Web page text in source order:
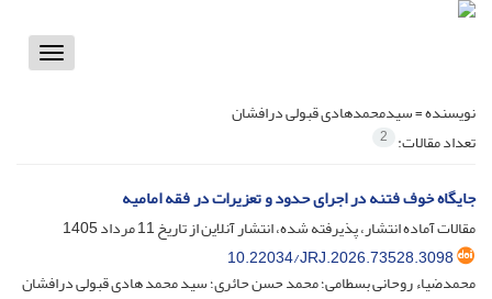
Toggle
نویسنده =سیدمحمدهادی قبولی درافشان
تعداد مقالات: 2
جایگاه خوف فتنه در اجرای حدود و تعزیرات در فقه امامیه
مقالات آماده انتشار، پذیرفته شده، انتشار آنلاین از تاریخ11 مرداد 1405
10.22034/JRJ.2026.73528.3098
محمدضیاء روحانی بسطامی؛ محمد حسن حائری؛ سید محمد هادی قبولی درافشان